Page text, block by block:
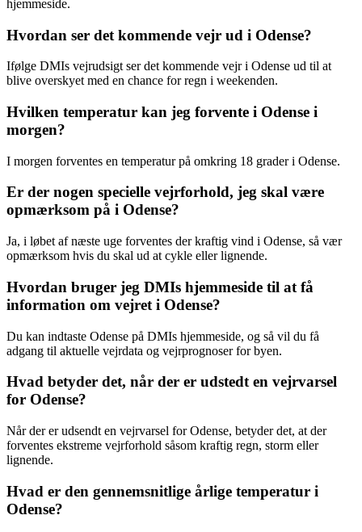
hjemmeside.
Hvordan ser det kommende vejr ud i Odense?
Ifølge DMIs vejrudsigt ser det kommende vejr i Odense ud til at
blive overskyet med en chance for regn i weekenden.
Hvilken temperatur kan jeg forvente i Odense i
morgen?
I morgen forventes en temperatur på omkring 18 grader i Odense.
Er der nogen specielle vejrforhold, jeg skal være
opmærksom på i Odense?
Ja, i løbet af næste uge forventes der kraftig vind i Odense, så vær
opmærksom hvis du skal ud at cykle eller lignende.
Hvordan bruger jeg DMIs hjemmeside til at få
information om vejret i Odense?
Du kan indtaste Odense på DMIs hjemmeside, og så vil du få
adgang til aktuelle vejrdata og vejrprognoser for byen.
Hvad betyder det, når der er udstedt en vejrvarsel
for Odense?
Når der er udsendt en vejrvarsel for Odense, betyder det, at der
forventes ekstreme vejrforhold såsom kraftig regn, storm eller
lignende.
Hvad er den gennemsnitlige årlige temperatur i
Odense?